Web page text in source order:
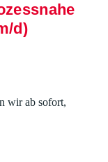
d)
wir ab sofort,